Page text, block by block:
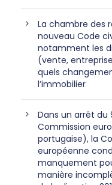
La chambre des
nouveau Code
notamment les
(vente,
quels
l’immobilier
Dans un arrêt du
Commission
portugaise), la
européenne
manquement
manière